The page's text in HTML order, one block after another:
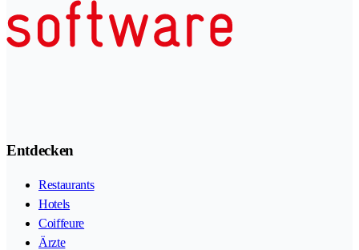
Entdecken
Restaurants
Hotels
Coiffeure
Ärzte